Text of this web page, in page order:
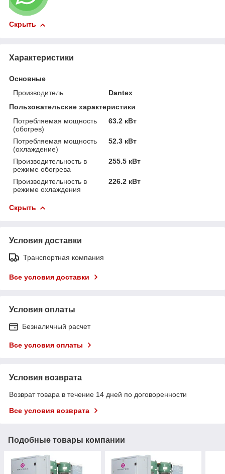
Скрыть
Характеристики
Основные
Производитель
Dantex
Пользовательские характеристики
Потребляемая мощность
(обогрев)
63.2 кВт
Потребляемая мощность
(охлаждение)
52.3 кВт
Производительность в
режиме обогрева
255.5 кВт
Производительность в
режиме охлаждения
226.2 кВт
Скрыть
Условия доставки
Транспортная компания
Все условия доставки
Условия оплаты
Безналичный расчет
Все условия оплаты
Условия возврата
Возврат товара в течение 14 дней по договоренности
Все условия возврата
Подобные товары компании